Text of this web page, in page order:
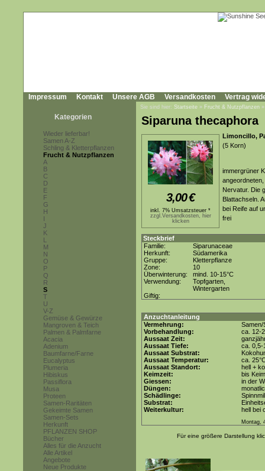
Impressum Kontakt Unsere AGB Versandkosten Vertrag
Kategorien
Wieder lieferbar!
Samen A-Z
Schling & Kletterpflanzen
Frucht & Nutzpflanzen
A
B
C
D
E
F
G
H
I
J
K
L
M
N
O
P
Q
R
S
T
U
V-Z
Gemüse & Gewürze
Mangroven & Teich
Palmen & Palmfarne
Acacia
Adenium
Baumfarne/Farne
Eucalyptus
Plumeria
Hibiskus
Passiflora
Musa
Proteen
Samen-Raritäten
Gekeimte Samen
Samen-Sets
Herkunft
PFLANZEN SHOP
Bücher
Alles für die Anzucht
Alle Artikel
Angebote
Neue Produkte
Sie sind hier: Startseite » Frucht & Nutzpflanzen
Siparuna thecaphora
3,00€
inkl. 7% Umsatzsteuer *
zzgl.Versandkosten, hier
klicken
Limoncillo,
(5 Korn)
immergrüner
Nervatur. Die
Blattachseln.
bei Reife auf
frei
Steckbrief
Familie:
Siparunaceae
Herkunft:
Südamerika
Gruppe:
Kletterpflanze
Zone:
10
Überwinterung:
mind. 10-15°C
Verwendung:
Topfgarten,
Wintergarten
Giftig:
Anzuchtanleitung
Vermehrung:
Samen/
Vorbehandlung:
ca. 12-
Aussaat Zeit:
Aussaat Tiefe:
ca. 0,5-
Aussaat Substrat:
Aussaat Temperatur:
ca.
Aussaat Standort:
hell +
Keimzeit:
bis
Giessen:
in der
Düngen:
Schädlinge:
Substrat:
Weiterkultur:
hell bei
Montag,
Für eine größere Darstellung